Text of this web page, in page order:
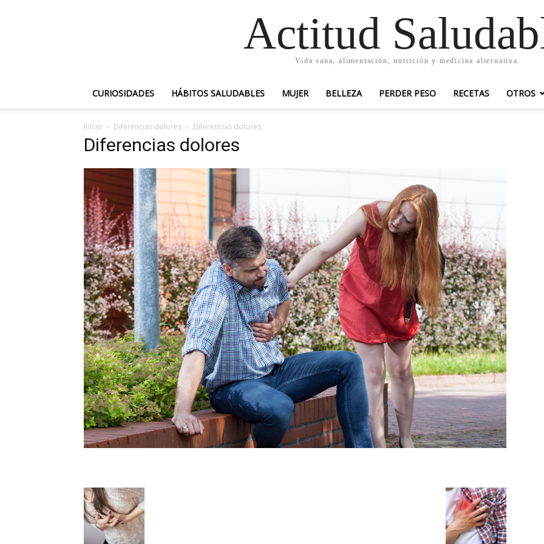
Actitud
Vida sana, alimentación, nutrición y medicina alternativa.
CURIOSIDADES HÁBITOS SALUDABLES MUJER BELLEZA PERDER PESO RECETAS OTROS
Inicio Diferencias dolores Diferencias dolores
Diferencias dolores